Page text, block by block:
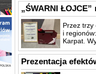
„ŚWARNI
Przez
i
Karpat.
Prezentacja